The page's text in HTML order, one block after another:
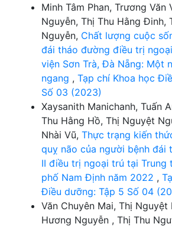
Minh Tâm Phan, Trương Văn
Nguyễn, Thị Thu Hằng Đinh,
Nguyễn, Chất lượng cuộc
đái tháo đường điều trị
viện Sơn Trà, Đà Nẵng: Một
ngang , Tạp chí Khoa học
Số 03 (2023)
Xaysanith Manichanh, Tuấn
Thu Hằng Hồ, Thị Nguyệt
Nhài Vũ, Thực trạng kiến
quỵ não của người bệnh đái
II điều trị ngoại trú tại Trung
phố Nam Định năm 2022 ,
Điều dưỡng: Tập 5 Số 04
Văn Chuyên Mai, Thị Nguyệt
Hương Nguyễn , Thị Thu